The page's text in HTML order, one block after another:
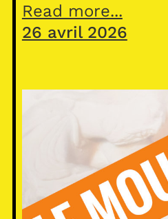
Read more...
26 avril 2026